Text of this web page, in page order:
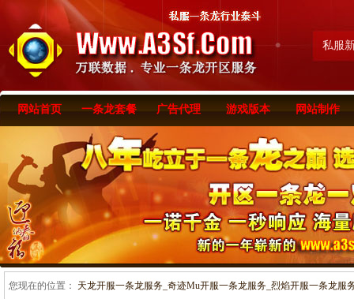
私服
网站首页 一条龙套餐 广告代理 游戏版本 网站制作
您现在的位置： 天龙开服一条龙服务_奇迹Mu开服一条龙服务_烈焰开服一条龙服